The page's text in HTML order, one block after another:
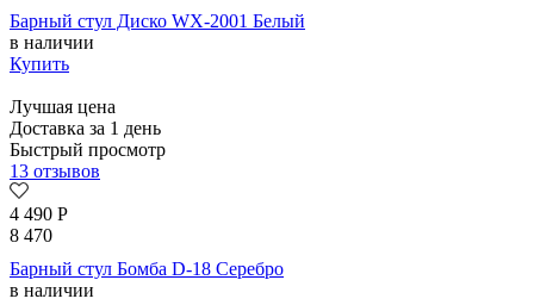
Барный стул Диско WX-2001 Белый
в наличии
Купить
Лучшая цена
Доставка за 1 день
Быстрый просмотр
13 отзывов
4 490 Р
8 470
Барный стул Бомба D-18 Серебро
в наличии